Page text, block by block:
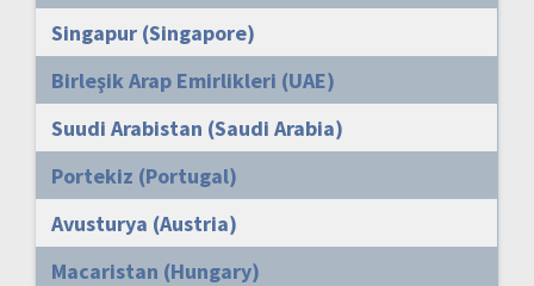
Singapur (Singapore)
Birleşik Arap Emirlikleri (UAE)
Suudi Arabistan (Saudi Arabia)
Portekiz (Portugal)
Avusturya (Austria)
Macaristan (Hungary)